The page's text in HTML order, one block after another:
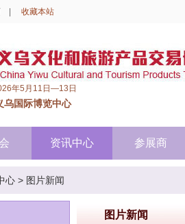
收藏本站
年5月11日—13日
国际博览中心
资讯中心 参展商
心 > 图片新闻
图片新闻